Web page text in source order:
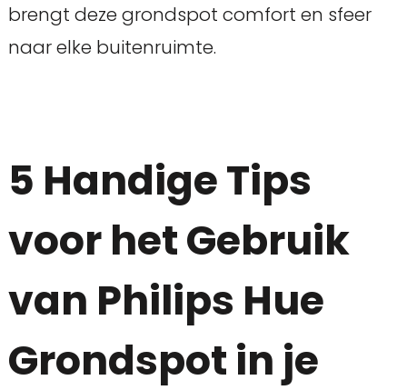
brengt deze grondspot comfort en sfeer
naar elke buitenruimte.
5 Handige Tips
voor het Gebruik
van Philips Hue
Grondspot in je